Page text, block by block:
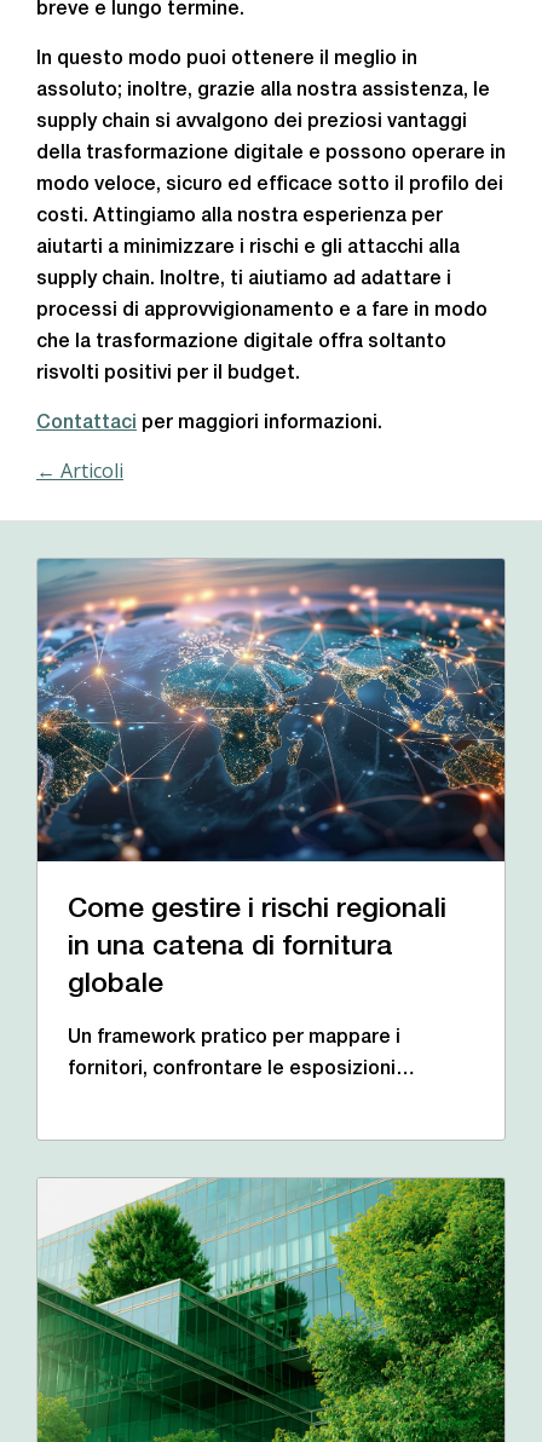
breve e lungo termine.
In questo modo puoi ottenere il meglio in
assoluto; inoltre, grazie alla nostra assistenza, le
supply chain si avvalgono dei preziosi vantaggi
della trasformazione digitale e possono operare in
modo veloce, sicuro ed efficace sotto il profilo dei
costi. Attingiamo alla nostra esperienza per
aiutarti a minimizzare i rischi e gli attacchi alla
supply chain. Inoltre, ti aiutiamo ad adattare i
processi di approvvigionamento e a fare in modo
che la trasformazione digitale offra soltanto
risvolti positivi per il budget.
Contattaci per maggiori informazioni.
← Articoli
Come gestire i rischi regionali
in una catena di fornitura
globale
Un framework pratico per mappare i
fornitori, confrontare le esposizioni…